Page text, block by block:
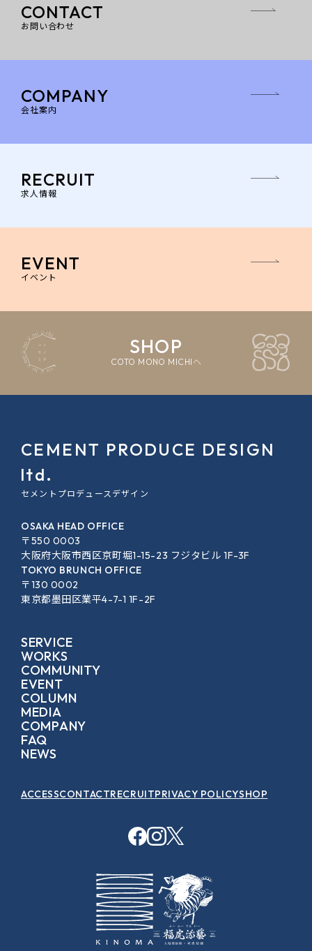
CONTACT
お問い合わせ
COMPANY
会社案内
RECRUIT
求人情報
EVENT
イベント
SHOP
COTO MONO MICHIへ
セメントプロデュースデザイン
CEMENT PRODUCE DESIGN
ltd.
OSAKA HEAD OFFICE
〒550 0003
大阪府大阪市西区京町堀1-15-23 フジタビル 1F-3F
TOKYO BRUNCH OFFICE
〒130 0002
東京都墨田区業平4-7-1 1F-2F
SERVICE
WORKS
COMMUNITY
EVENT
COLUMN
MEDIA
COMPANY
FAQ
NEWS
ACCESSCONTACTRECRUITPRIVACY POLICYSHOP